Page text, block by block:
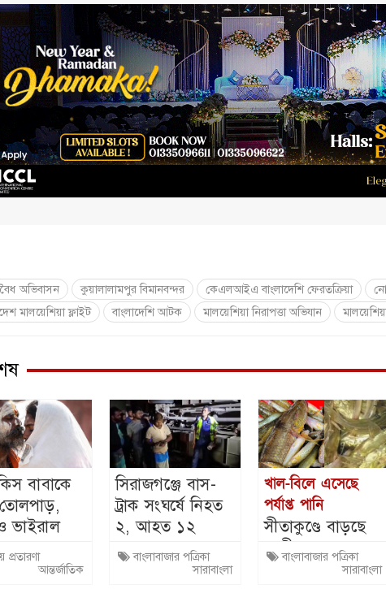
অভিবাসন কুয়ালালামপুর বিমানবন্দর কেএলআইএ বাংলাদেশি ফেরতক্রিয়া
মালয়েশিয়া ফ্লাইট
বাংলাদেশি আটক মালয়েশিয়া নিরাপত্তা অভিযান
বাবাকে
ভাইরাল
প্রতারণা
আন্তর্জাতিক
সিরাজগঞ্জে বাস-
ট্রাক সংঘর্ষে নিহত
২, আহত ১২
বাংলাবাজার পত্রিকা
সারাবাংলা
খাল-বিলে এসেছে
পর্যাপ্ত পানি
সীতাকুণ্ডে বাড়ছে
দেশীয় মাছের
উৎপাদন
বাংলাবাজার পত্রিকা
সারাবাংলা